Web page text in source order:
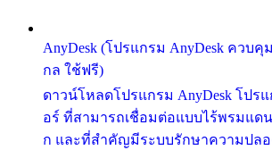
AnyDesk (โปรแกรม AnyDesk ควบ
กล ใช้ฟรี)
ดาวน์โหลดโปรแกรม AnyDesk โปร
อร์ ที่สามารถเชื่อมต่อแบบไร้พรมแด
ก และที่สำคัญมีระบบรักษาความปลอ